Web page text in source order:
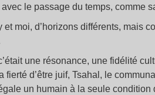
le passage du temps, comme
et moi, d’horizons différents, mais
une résonance, une fidélité
fierté d’être juif, Tsahal, le
un humain à la seule condition